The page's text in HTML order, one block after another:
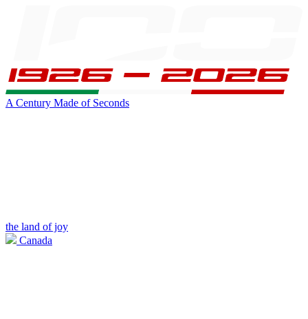
A Century Made of Seconds
the land of joy
Canada